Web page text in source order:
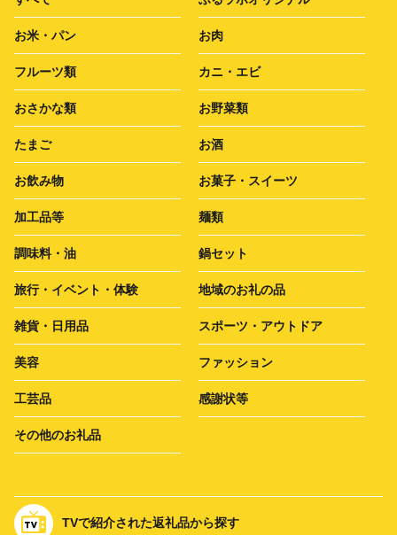
お米・パン お肉
フルーツ類 カニ・エビ
おさかな類 お野菜類
たまご お酒
お飲み物 お菓子・スイーツ
加工品等 麺類
調味料・油 鍋セット
旅行・イベント・体験 地域のお礼の品
雑貨・日用品 スポーツ・アウトドア
美容 ファッション
工芸品 感謝状等
その他のお礼品
TVで紹介された返礼品から探す